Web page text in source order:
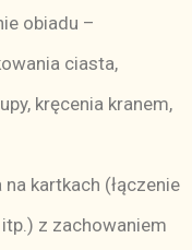
obiadu –
ciasta,
kręcenia kranem,
kartkach (łączenie
z zachowaniem